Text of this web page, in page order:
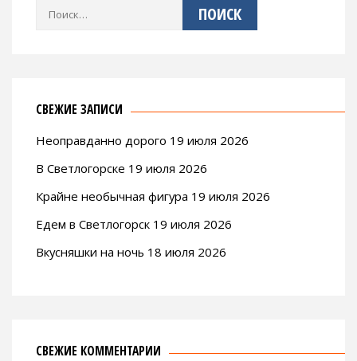
Найти:
СВЕЖИЕ ЗАПИСИ
Неоправданно дорого 19 июля 2026
В Светлогорске 19 июля 2026
Крайне необычная фигура 19 июля 2026
Едем в Светлогорск 19 июля 2026
Вкусняшки на ночь 18 июля 2026
СВЕЖИЕ КОММЕНТАРИИ